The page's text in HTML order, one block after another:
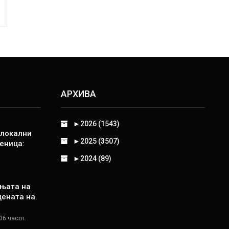
на
на
часот.
АРХИВА
► 2026 (1543)
► 2025 (3507)
► 2024 (89)